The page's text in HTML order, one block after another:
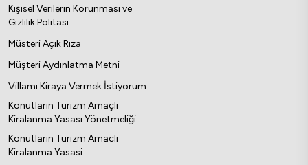
Kişisel Verilerin Korunması ve
Gizlilik Politası
Müsteri Açık Rıza
Müşteri Aydınlatma Metni
Villamı Kiraya Vermek İstiyorum
Konutların Turizm Amaçlı
Kiralanma Yasası Yönetmeliği
Konutların Turizm Amacli
Kiralanma Yasasi